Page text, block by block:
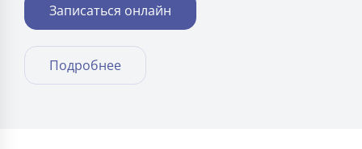
Записаться онлайн
Подробнее